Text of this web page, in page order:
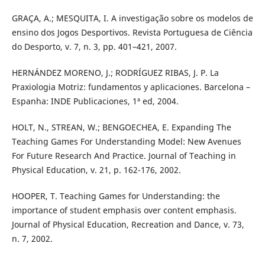
GRAÇA, A.; MESQUITA, I. A investigação sobre os modelos de
ensino dos Jogos Desportivos. Revista Portuguesa de Ciência
do Desporto, v. 7, n. 3, pp. 401–421, 2007.
HERNÁNDEZ MORENO, J.; RODRÍGUEZ RIBAS, J. P. La
Praxiologia Motriz: fundamentos y aplicaciones. Barcelona –
Espanha: INDE Publicaciones, 1ª ed, 2004.
HOLT, N., STREAN, W.; BENGOECHEA, E. Expanding The
Teaching Games For Understanding Model: New Avenues
For Future Research And Practice. Journal of Teaching in
Physical Education, v. 21, p. 162-176, 2002.
HOOPER, T. Teaching Games for Understanding: the
importance of student emphasis over content emphasis.
Journal of Physical Education, Recreation and Dance, v. 73,
n. 7, 2002.